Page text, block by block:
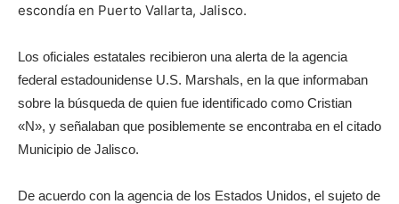
escondía en Puerto Vallarta, Jalisco.
Los oficiales estatales recibieron una alerta de la agencia
federal estadounidense U.S. Marshals, en la que informaban
sobre la búsqueda de quien fue identificado como Cristian
«N», y señalaban que posiblemente se encontraba en el citado
Municipio de Jalisco.
De acuerdo con la agencia de los Estados Unidos, el sujeto de